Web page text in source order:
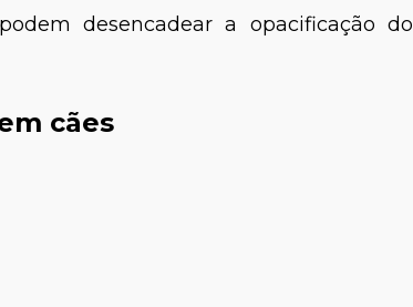
desencadear a opacificação do
cães